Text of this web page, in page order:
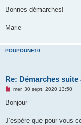
Bonnes démarches!
Marie
POUPOUNE10
Re: Démarches suite
M
s
g
mer. 30 sept. 2020 13:50
Bonjour
J’espère que pour vous